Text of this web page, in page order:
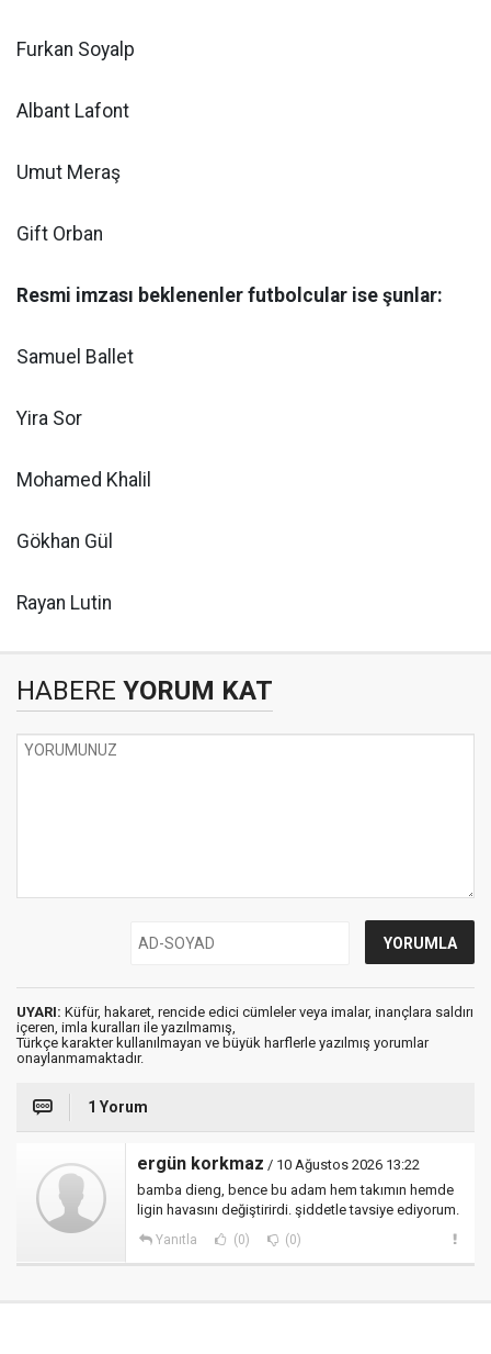
Furkan Soyalp
Albant Lafont
Umut Meraş
Gift Orban
Resmi imzası beklenenler futbolcular ise şunlar:
Samuel Ballet
Yira Sor
Mohamed Khalil
Gökhan Gül
Rayan Lutin
HABERE YORUM KAT
UYARI: Küfür, hakaret, rencide edici cümleler veya imalar, inançlara saldırı
içeren, imla kuralları ile yazılmamış,
Türkçe karakter kullanılmayan ve büyük harflerle yazılmış yorumlar
onaylanmamaktadır.
1 Yorum
ergün korkmaz / 10 Ağustos 2026 13:22
bamba dieng, bence bu adam hem takımın hemde
ligin havasını değiştirirdi. şiddetle tavsiye ediyorum.
Yanıtla (0) (0)